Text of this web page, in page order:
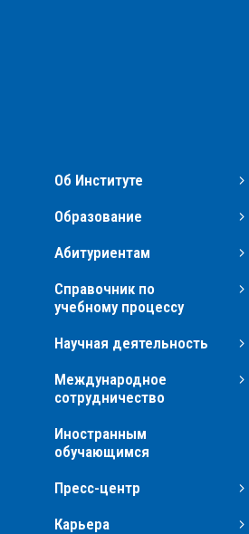
Об Институте
Образование
Абитуриентам
Справочник по
учебному процессу
Научная деятельность
Международное
сотрудничество
Иностранным
обучающимся
Пресс-центр
Карьера